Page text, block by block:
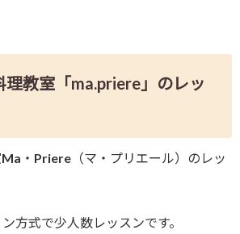
理教室「ma.priere」のレッ
・Priere（マ・プリエール）のレッ
方式で少人数レッスンです。